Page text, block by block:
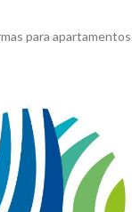
para apartamentos